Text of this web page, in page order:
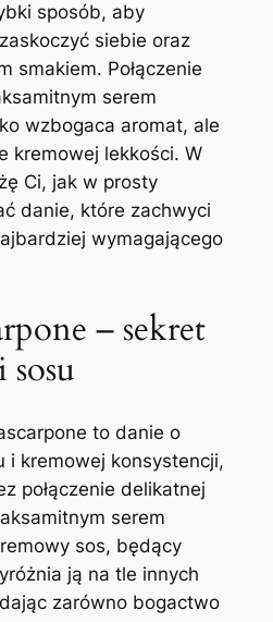
sposób, aby
siebie oraz
smakiem. Połączenie
serem
wzbogaca aromat, ale
kremowej lekkości. W
Ci, jak w prosty
danie, które zachwyci
wymagającego
– sekret
to danie o
i kremowej konsystencji,
połączenie delikatnej
serem
sos, będący
ją na tle innych
zarówno bogactwo